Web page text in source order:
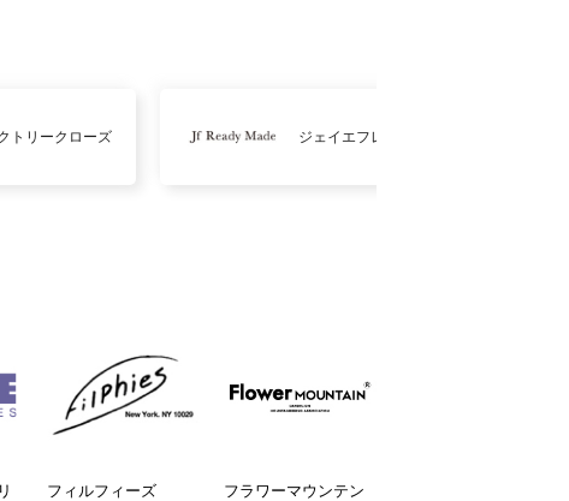
トリークローズ ジェイエフレディメイド
フィルフィーズ フラワーマウンテン